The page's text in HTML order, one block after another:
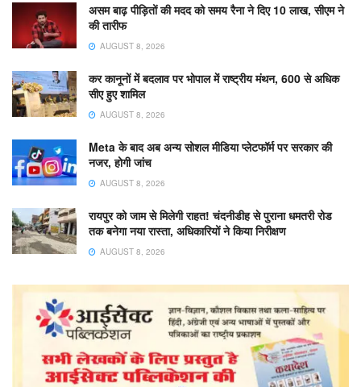
असम बाढ़ पीड़ितों की मदद को समय रैना ने दिए 10 लाख, सीएम ने
की तारीफ
AUGUST 8, 2026
कर कानूनों में बदलाव पर भोपाल में राष्ट्रीय मंथन, 600 से अधिक
सीए हुए शामिल
AUGUST 8, 2026
Meta के बाद अब अन्य सोशल मीडिया प्लेटफॉर्म पर सरकार की
नजर, होगी जांच
AUGUST 8, 2026
रायपुर को जाम से मिलेगी राहत! चंदनीडीह से पुराना धमतरी रोड
तक बनेगा नया रास्ता, अधिकारियों ने किया निरीक्षण
AUGUST 8, 2026